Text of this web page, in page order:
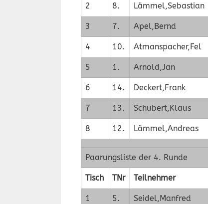
2 8. Lämmel,Sebastian
3 7. Apel,Bernd
4 10. Atmanspacher,Fel
5 1. Arnold,Jan
6 14. Deckert,Frank
7 13. Schubert,Klaus
8 12. Lämmel,Andreas
Paarungsliste der 4. Runde
Tisch TNr Teilnehmer
1 5. Seidel,Manfred